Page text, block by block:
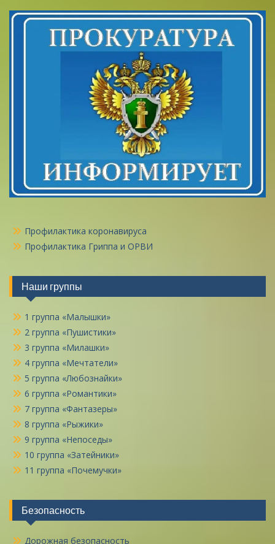
Профилактика коронавируса
Профилактика Гриппа и ОРВИ
Наши группы
1 группа «Малышки»
2 группа «Пушистики»
3 группа «Милашки»
4 группа «Мечтатели»
5 группа «Любознайки»
6 группа «Романтики»
7 группа «Фантазеры»
8 группа «Рыжики»
9 группа «Непоседы»
10 группа «Затейники»
11 группа «Почемучки»
Безопасность
Дорожная безопасность